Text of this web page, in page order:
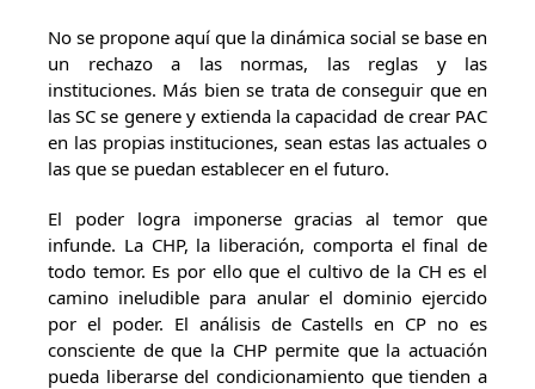
No se propone aquí que la dinámica social se base en
un rechazo a las normas, las reglas y las
instituciones. Más bien se trata de conseguir que en
las SC se genere y extienda la capacidad de crear PAC
en las propias instituciones, sean estas las actuales o
las que se puedan establecer en el futuro.
El poder logra imponerse gracias al temor que
infunde. La CHP, la liberación, comporta el final de
todo temor. Es por ello que el cultivo de la CH es el
camino ineludible para anular el dominio ejercido
por el poder. El análisis de Castells en CP no es
consciente de que la CHP permite que la actuación
pueda liberarse del condicionamiento que tienden a